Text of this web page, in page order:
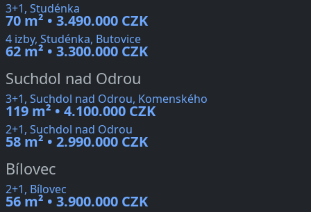
3+1, Studénka
70 m² • 3.490.000 CZK
4 izby, Studénka, Butovice
62 m² • 3.300.000 CZK
Suchdol nad Odrou
3+1, Suchdol nad Odrou, Komenského
119 m² • 4.100.000 CZK
2+1, Suchdol nad Odrou
58 m² • 2.990.000 CZK
Bílovec
2+1, Bílovec
56 m² • 3.900.000 CZK